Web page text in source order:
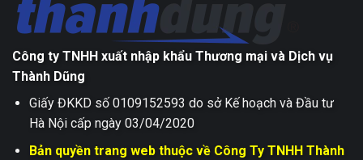
Công ty TNHH xuất nhập khẩu Thương mại và Dịch vụ
Thành Dũng
Giấy ĐKKD số 0109152593 do sở Kế hoạch và Đầu tư
Hà Nội cấp ngày 03/04/2020
Bản quyền trang web thuộc về Công Ty TNHH Thành